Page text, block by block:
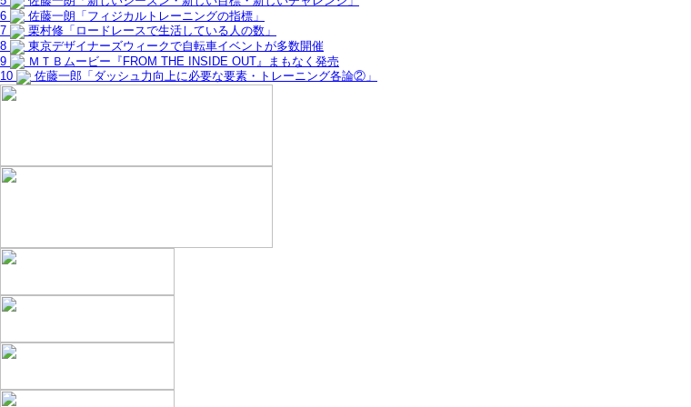
6
佐藤一朗「フィジカルトレーニングの指標」
7
栗村修「ロードレースで生活している人の数」
8
東京デザイナーズウィークで自転車イベントが多数開催
9
ＭＴＢムービー『FROM THE INSIDE OUT』まもなく発売
10
佐藤一郎「ダッシュ力向上に必要な要素・トレーニング各論②」